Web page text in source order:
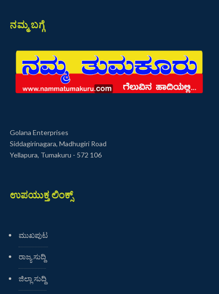
ನಮ್ಮ ಬಗ್ಗೆ
Golana Enterprises
Siddagirinagara, Madhugiri Road
Yellapura, Tumakuru - 572 106
ಉಪಯುಕ್ತ ಲಿಂಕ್ಸ್
ಮುಖಪುಟ
ರಾಜ್ಯ ಸುದ್ದಿ
ಜಿಲ್ಲಾ ಸುದ್ದಿ